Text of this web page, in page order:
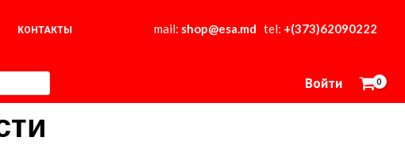
КОНТАКТЫ mail: shop@esa.md tel: +(373)62090222
Войти